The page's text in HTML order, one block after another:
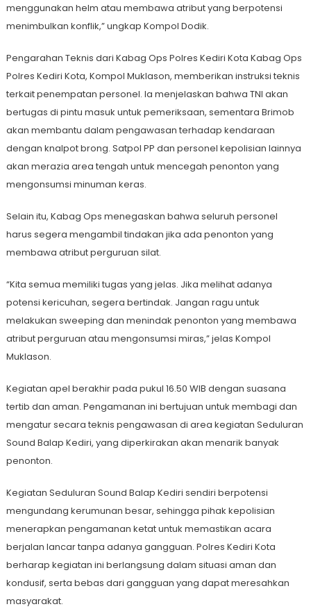
menggunakan helm atau membawa atribut yang berpotensi
menimbulkan konflik,” ungkap Kompol Dodik.
Pengarahan Teknis dari Kabag Ops Polres Kediri Kota Kabag Ops
Polres Kediri Kota, Kompol Muklason, memberikan instruksi teknis
terkait penempatan personel. Ia menjelaskan bahwa TNI akan
bertugas di pintu masuk untuk pemeriksaan, sementara Brimob
akan membantu dalam pengawasan terhadap kendaraan
dengan knalpot brong. Satpol PP dan personel kepolisian lainnya
akan merazia area tengah untuk mencegah penonton yang
mengonsumsi minuman keras.
Selain itu, Kabag Ops menegaskan bahwa seluruh personel
harus segera mengambil tindakan jika ada penonton yang
membawa atribut perguruan silat.
“Kita semua memiliki tugas yang jelas. Jika melihat adanya
potensi kericuhan, segera bertindak. Jangan ragu untuk
melakukan sweeping dan menindak penonton yang membawa
atribut perguruan atau mengonsumsi miras,” jelas Kompol
Muklason.
Kegiatan apel berakhir pada pukul 16.50 WIB dengan suasana
tertib dan aman. Pengamanan ini bertujuan untuk membagi dan
mengatur secara teknis pengawasan di area kegiatan Seduluran
Sound Balap Kediri, yang diperkirakan akan menarik banyak
penonton.
Kegiatan Seduluran Sound Balap Kediri sendiri berpotensi
mengundang kerumunan besar, sehingga pihak kepolisian
menerapkan pengamanan ketat untuk memastikan acara
berjalan lancar tanpa adanya gangguan. Polres Kediri Kota
berharap kegiatan ini berlangsung dalam situasi aman dan
kondusif, serta bebas dari gangguan yang dapat meresahkan
masyarakat.